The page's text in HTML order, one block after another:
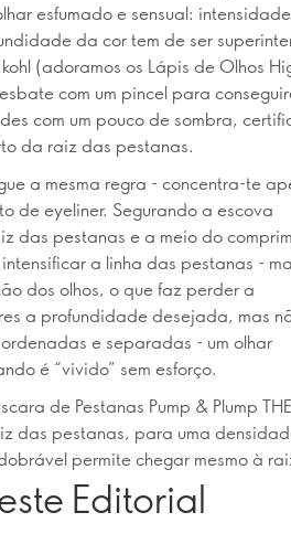
esfumado e sensual:
da cor tem de ser
(adoramos os Lápis de Olhos
com um pincel para
com um pouco de sombra,
da raiz das pestanas.
a mesma regra - concentra-te
de eyeliner. Segurando a escova
das pestanas e a meio do
a linha das pestanas -
dos olhos, o que faz perder a
a profundidade desejada, mas
e separadas - um olhar
é “vivido” sem esforço.
de Pestanas Pump & Plump
das pestanas, para uma
permite chegar mesmo à
Editorial